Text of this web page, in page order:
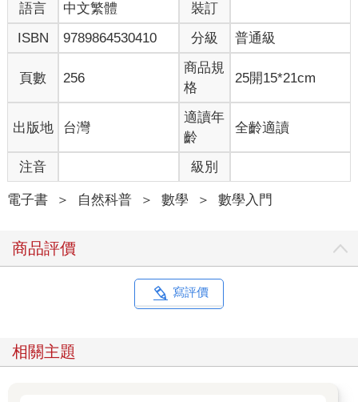
這天，燦烈家搬家。他很高興，天氣很熱，但他沒有時間喝水。
等到了中午，他很渴很渴，為了補充能量，於是燦烈去超市買了
一大瓶果汁。回到新房子裡，他突發奇想，想要稱稱果汁的重量
是否和瓶子上標的一致。正好他身邊有個秤。他把整瓶的果汁放
在秤上，發現連瓶子共有3.5千克，和瓶子上標的很一致。現在，
他喝掉半瓶果汁，他再次稱的時候連瓶子還有2千克。那麼，你知
道瓶子有多重？果汁又有多重嗎？
3.該補償多少
難易度：★ 完成時間： 分 解答：頁
數。他們用賣舊書的錢，以每本10元的價格又買了一批新書，又
以不到10元的價格買了一個漂亮的筆記本，正好把錢花完。他們
將這些書「你一本，我一本」地平分，最後正好多出一本書和那
個筆記本。他們商量好，為了公平，拿走筆記本的人得到一些錢
4.秤中藥問題
語言 中文繁體
裝訂
ISBN
9789864530410 分級 普通級
頁數 256
商品規
格
25開15*21cm
出版地 台灣
適讀年
齡
全齡適讀
注音 級別
電子書 ＞ 自然科普 ＞ 數學 ＞ 數學入門
商品評價
寫評價
相關主題